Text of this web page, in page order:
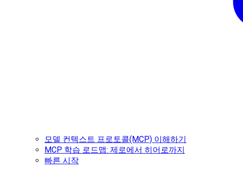
모델 컨텍스트 프로토콜(MCP) 이해하기
MCP 학습 로드맵: 제로에서 히어로까지
빠른 시작